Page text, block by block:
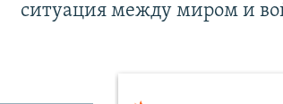
ситуация между миром и